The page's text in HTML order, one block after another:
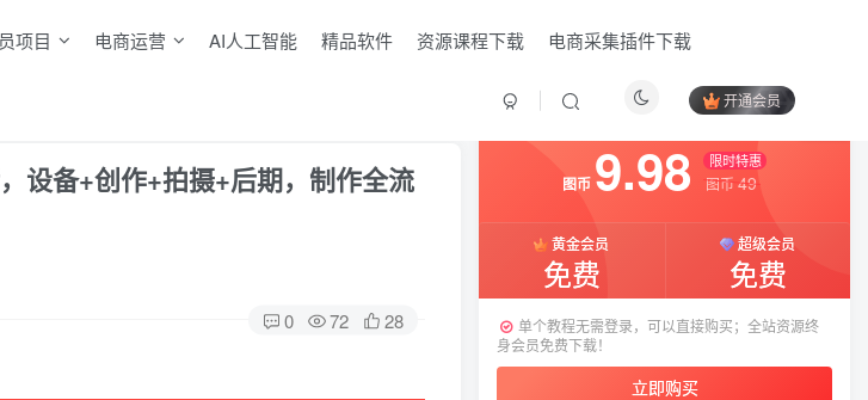
项目 电商运营 AI人工智能 精品软件 资源课程下载 电商采集插件下载
开通会员
设备+创作+拍摄+后期，制作全流
0 72 28
HI！请登录
付费阅读
图币 9.98 限时特惠
图币 49
黄金会员
免费
超级会员
免费
单个教程无需登录，可以直接购买；全站资源终
身会员免费下载！
立即购买